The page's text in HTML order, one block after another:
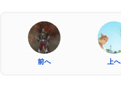
前へ 上へ